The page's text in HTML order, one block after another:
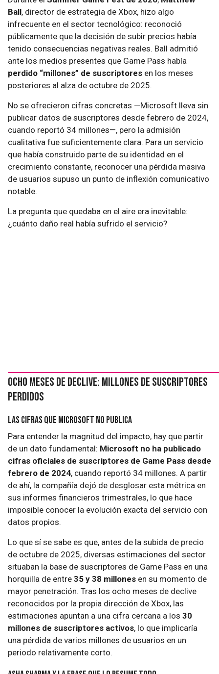
Ball, director de estrategia de Xbox, hizo algo
infrecuente en el sector tecnológico: reconoció
públicamente que la decisión de subir precios había
tenido consecuencias negativas reales. Ball admitió
ante los medios presentes que Game Pass había
perdido “millones” de suscriptores en los meses
posteriores al alza de octubre de 2025.
No se ofrecieron cifras concretas —Microsoft lleva sin
publicar datos de suscriptores desde febrero de 2024,
cuando reportó 34 millones—, pero la admisión
cualitativa fue suficientemente clara. Para un servicio
que había construido parte de su identidad en el
crecimiento constante, reconocer una pérdida masiva
de usuarios supuso un punto de inflexión comunicativo
notable.
La pregunta que quedaba en el aire era inevitable:
¿cuánto daño real había sufrido el servicio?
Ocho meses de declive: millones de suscriptores
perdidos
Las cifras que Microsoft no publica
Para entender la magnitud del impacto, hay que partir
de un dato fundamental: Microsoft no ha publicado
cifras oficiales de suscriptores de Game Pass desde
febrero de 2024, cuando reportó 34 millones. A partir
de ahí, la compañía dejó de desglosar esta métrica en
sus informes financieros trimestrales, lo que hace
imposible conocer la evolución exacta del servicio con
datos propios.
Lo que sí se sabe es que, antes de la subida de precio
de octubre de 2025, diversas estimaciones del sector
situaban la base de suscriptores de Game Pass en una
horquilla de entre 35 y 38 millones en su momento de
mayor penetración. Tras los ocho meses de declive
reconocidos por la propia dirección de Xbox, las
estimaciones apuntan a una cifra cercana a los 30
millones de suscriptores activos, lo que implicaría
una pérdida de varios millones de usuarios en un
periodo relativamente corto.